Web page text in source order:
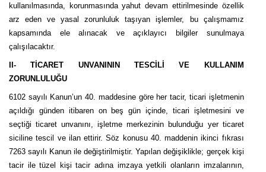
kullanılmasında, korunmasında yahut devam ettirilmesinde özellik
arz eden ve yasal zorunluluk taşıyan işlemler, bu çalışmamız
kapsamında ele alınacak ve açıklayıcı bilgiler sunulmaya
çalışılacaktır.
II- TİCARET UNVANININ TESCİLİ VE KULLANIM
ZORUNLULUĞU
6102 sayılı Kanun’un 40. maddesine göre her tacir, ticari işletmenin
açıldığı günden itibaren on beş gün içinde, ticari işletmesini ve
seçtiği ticaret unvanını, işletme merkezinin bulunduğu yer ticaret
siciline tescil ve ilan ettirir. Söz konusu 40. maddenin ikinci fıkrası
7263 sayılı Kanun ile değiştirilmiştir. Yapılan değişiklikle; gerçek kişi
tacir ile tüzel kişi tacir adına imzaya yetkili olanların imzalarının,